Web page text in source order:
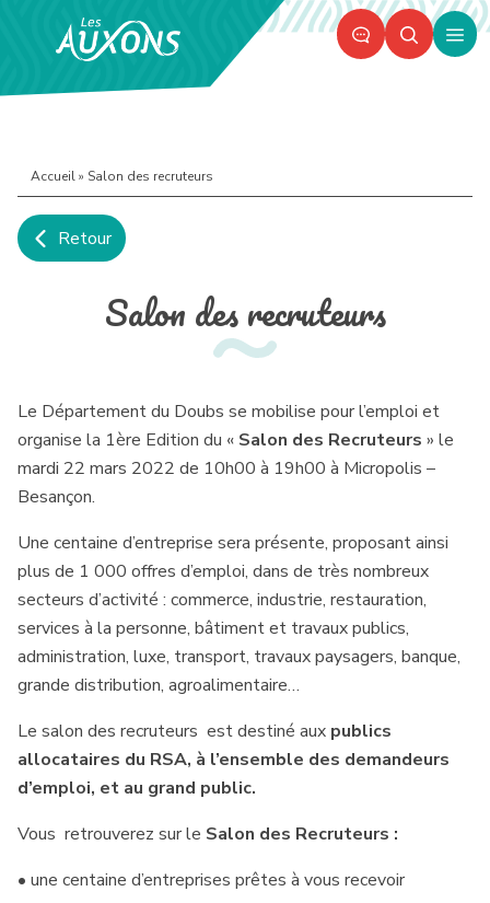
Accueil» Salon des recruteurs
Retour
Salon des recruteurs
Le Département du Doubs se mobilise pour l’emploi et
organise la 1ère Edition du « Salon des Recruteurs » le
mardi 22 mars 2022 de 10h00 à 19h00 à Micropolis –
Besançon.
Une centaine d’entreprise sera présente, proposant ainsi
plus de 1 000 offres d’emploi, dans de très nombreux
secteurs d’activité : commerce, industrie, restauration,
services à la personne, bâtiment et travaux publics,
administration, luxe, transport, travaux paysagers, banque,
grande distribution, agroalimentaire…
Le salon des recruteurs est destiné aux publics
allocataires du RSA, à l’ensemble des demandeurs
d’emploi, et au grand public.
Vous retrouverez sur le Salon des Recruteurs :
• une centaine d’entreprises prêtes à vous recevoir
Panneau de gestion des cookies